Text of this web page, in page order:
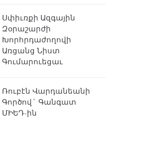
Սփիւռքի Ազգային
Զօրաշարժի
Խորհրդաժողովի
Առցանց Նիստ
Գումարուեցաւ
Ռուբէն Վարդանեանի
Գործով` Գանգատ
ՄԻԵԴ-ին